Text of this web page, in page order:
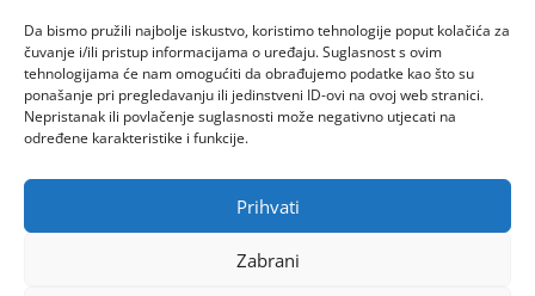
Da bismo pružili najbolje iskustvo, koristimo tehnologije poput kolačića za
čuvanje i/ili pristup informacijama o uređaju. Suglasnost s ovim
tehnologijama će nam omogućiti da obrađujemo podatke kao što su
ponašanje pri pregledavanju ili jedinstveni ID-ovi na ovoj web stranici.
Nepristanak ili povlačenje suglasnosti može negativno utjecati na
određene karakteristike i funkcije.
Prihvati
Zabrani
Popodnevno dežurstvo 16:30 – 17:30
KONTAKT
E-mail: vrtic.baltazar@gmail.com